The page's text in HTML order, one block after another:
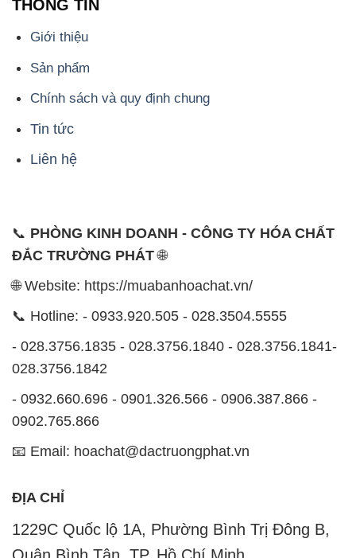
Tin tức
Liên hệ
📞
PHÒNG KINH DOANH - CÔNG TY HÓA CHẤT
ĐẮC TRƯỜNG PHÁT
- 028.3756.1835 - 028.3756.1840 - 028.3756.1841-
0902.765.866
📧 Email: hoachat@dactruongphat.vn
ĐỊA CHỈ
1229C Quốc lộ 1A, Phường Bình Trị Đông B,
Quận Bình Tân, TP. Hồ Chí Minh
CÔNG TY XNK TM SX HÓA CHẤT ĐẮC TRƯỜNG
PHÁT